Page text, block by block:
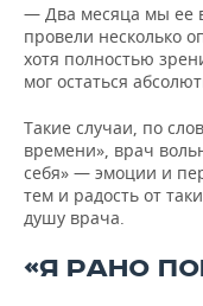
— Два месяца мы ее
провели несколько
хотя полностью
мог остаться
Такие случаи, по
времени», врач
себя» — эмоции и
тем и радость от
душу врача.
«Я РАНО